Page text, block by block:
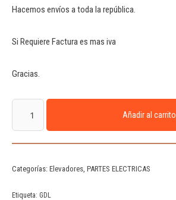
Hacemos envíos a toda la república.
Si Requiere Factura es mas iva
Gracias.
Añadir al carrito
Categorías: Elevadores PARTES ELECTRICAS
Etiqueta: GDL